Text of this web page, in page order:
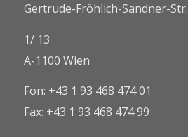
Gertrude-Fröhlich-Sandner-Str.
1/ 13
A-1100 Wien
Fon: +43 1 93 468 474 01
Fax: +43 1 93 468 474 99